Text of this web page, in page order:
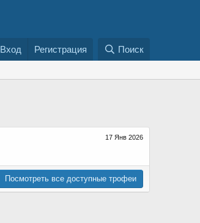
Вход Регистрация Поиск
17 Янв 2026
Посмотреть все доступные трофеи